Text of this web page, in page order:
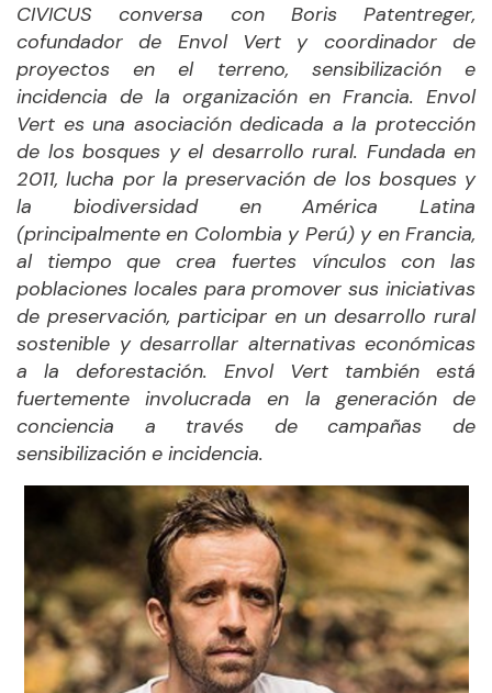
CIVICUS conversa con Boris Patentreger,
cofundador de Envol Vert y coordinador de
proyectos en el terreno, sensibilización e
incidencia de la organización en Francia. Envol
Vert es una asociación dedicada a la protección
de los bosques y el desarrollo rural. Fundada en
2011, lucha por la preservación de los bosques y
la biodiversidad en América Latina
(principalmente en Colombia y Perú) y en Francia,
al tiempo que crea fuertes vínculos con las
poblaciones locales para promover sus iniciativas
de preservación, participar en un desarrollo rural
sostenible y desarrollar alternativas económicas
a la deforestación. Envol Vert también está
fuertemente involucrada en la generación de
conciencia a través de campañas de
sensibilización e incidencia.